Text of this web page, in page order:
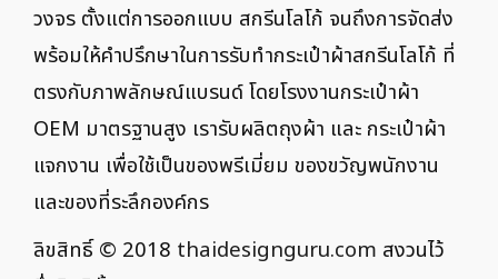
วงจร ตั้งแต่การออกแบบ สกรีนโลโก้ จนถึงการจัดส่ง
พร้อมให้คำปรึกษาในการรับทำกระเป๋าผ้าสกรีนโลโก้ ที่
ตรงกับภาพลักษณ์แบรนด์ โดยโรงงานกระเป๋าผ้า
OEM มาตรฐานสูง เรารับผลิตถุงผ้า และ กระเป๋าผ้า
แจกงาน เพื่อใช้เป็นของพรีเมี่ยม ของขวัญพนักงาน
และของที่ระลึกองค์กร
ลิขสิทธิ์ © 2018 thaidesignguru.com สงวนไว้